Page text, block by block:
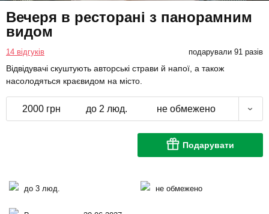
Вечеря в ресторані з панорамним
видом
14 відгуків подарували 91 разів
Відвідувачі скуштують авторські страви й напої, а також
насолодяться краєвидом на місто.
2000 грн до 2 люд. не обмежено
Подарувати
до 3 люд. не обмежено